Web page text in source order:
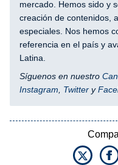
mercado. Hemos sido y
creación de contenidos,
especiales. Nos hemos
referencia en el país y
Latina.
Síguenos en nuestro
Instagram
Twitter y